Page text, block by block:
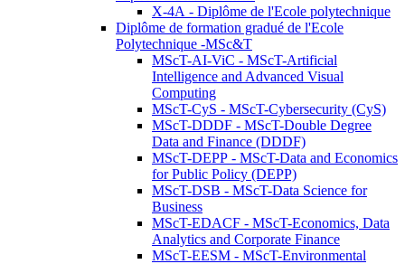
X-4A - Diplôme de l'Ecole polytechnique
Diplôme de formation gradué de l'Ecole
Polytechnique -MSc&T
MScT-AI-ViC - MScT-Artificial
Intelligence and Advanced Visual
Computing
MScT-CyS - MScT-Cybersecurity (CyS)
MScT-DDDF - MScT-Double Degree
Data and Finance (DDDF)
MScT-DEPP - MScT-Data and Economics
for Public Policy (DEPP)
MScT-DSB - MScT-Data Science for
Business
MScT-EDACF - MScT-Economics, Data
Analytics and Corporate Finance
MScT-EESM - MScT-Environmental